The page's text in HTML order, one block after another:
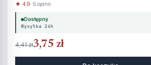
★ 4.9· 5 opinii
Dostępny
Wysyłka 24h
4,41 zł3,75 zł